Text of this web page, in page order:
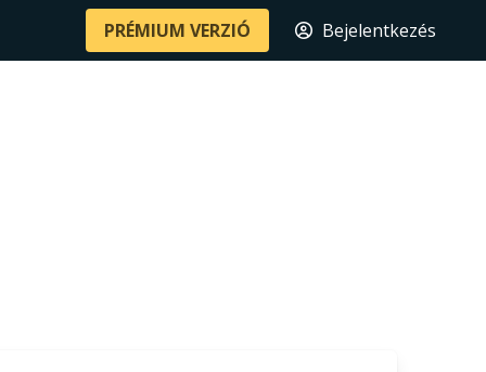
PRÉMIUM VERZIÓ Bejelentkezés